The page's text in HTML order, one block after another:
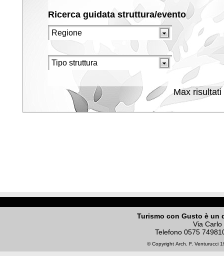
Ricerca guidata struttura/evento
Max risultati
Turismo con Gusto è un
Via
Telefono 0575
© Copyright Arch. F. Venturucci